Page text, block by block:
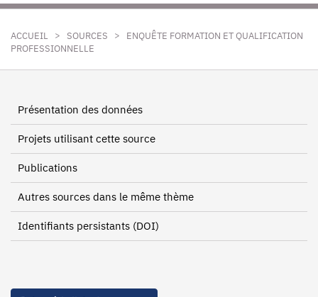
ACCUEIL > SOURCES >
ENQUÊTE FORMATION ET QUALIFICATION
PROFESSIONNELLE
Présentation des données
Projets utilisant cette source
Publications
Autres sources dans le même thème
Identifiants persistants (DOI)